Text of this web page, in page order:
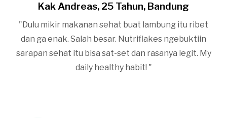
Kak Andreas, 25 Tahun, Bandung
"Dulu mikir makanan sehat buat lambung itu ribet
dan ga enak. Salah besar. Nutriflakes ngebuktiin
sarapan sehat itu bisa sat-set dan rasanya legit. My
daily healthy habit! "